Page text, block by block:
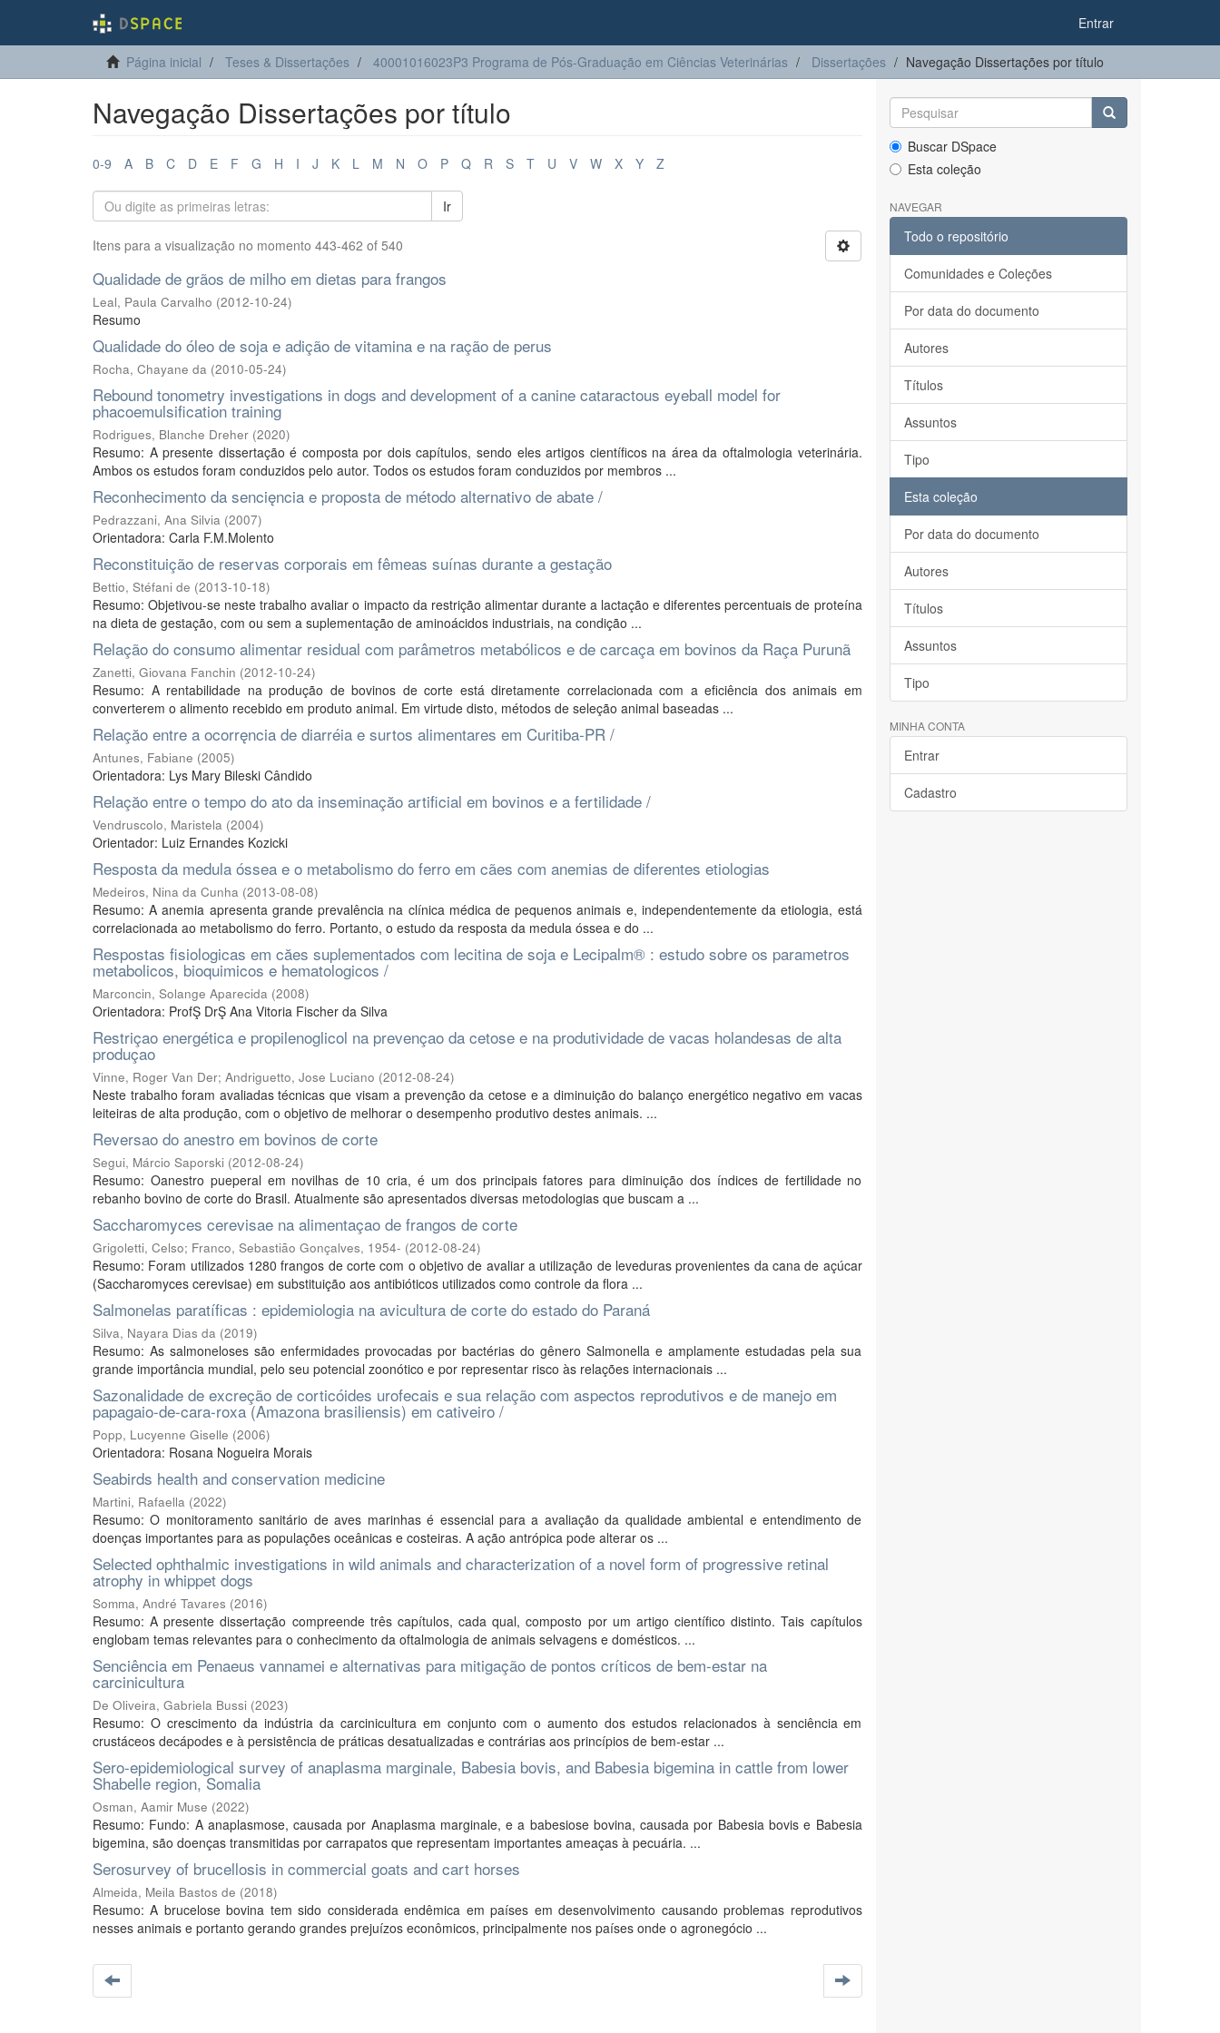
Entrar
Página inicial Teses & Dissertações 40001016023P3 Programa de Pós-Graduação em Ciências Veterinárias Dissertações Navegação Dissertações por título
Navegação Dissertações por título
0-9 A B C D E F G H I J K L M N O P Q R S T U V W X Y Z
Ir
Itens para a visualização no momento 443-462 of 540
Qualidade de grãos de milho em dietas para frangos
Leal, Paula Carvalho (2012-10-24)
Resumo
Qualidade do óleo de soja e adição de vitamina e na ração de perus
Rocha, Chayane da (2010-05-24)
Rebound tonometry investigations in dogs and development of a canine cataractous eyeball model for
phacoemulsification training
Rodrigues, Blanche Dreher (2020)
Resumo: A presente dissertação é composta por dois capítulos, sendo eles artigos científicos na área da oftalmologia veterinária.
Ambos os estudos foram conduzidos pelo autor. Todos os estudos foram conduzidos por membros ...
Reconhecimento da sencięncia e proposta de método alternativo de abate /
Pedrazzani, Ana Silvia (2007)
Orientadora: Carla F.M.Molento
Reconstituição de reservas corporais em fêmeas suínas durante a gestação
Bettio, Stéfani de (2013-10-18)
Resumo: Objetivou-se neste trabalho avaliar o impacto da restrição alimentar durante a lactação e diferentes percentuais de proteína
na dieta de gestação, com ou sem a suplementação de aminoácidos industriais, na condição ...
Relação do consumo alimentar residual com parâmetros metabólicos e de carcaça em bovinos da Raça Purunã
Zanetti, Giovana Fanchin (2012-10-24)
Resumo: A rentabilidade na produção de bovinos de corte está diretamente correlacionada com a eficiência dos animais em
converterem o alimento recebido em produto animal. Em virtude disto, métodos de seleção animal baseadas ...
Relaçăo entre a ocorręncia de diarréia e surtos alimentares em Curitiba-PR /
Antunes, Fabiane (2005)
Orientadora: Lys Mary Bileski Cândido
Relaçăo entre o tempo do ato da inseminaçăo artificial em bovinos e a fertilidade /
Vendruscolo, Maristela (2004)
Orientador: Luiz Ernandes Kozicki
Resposta da medula óssea e o metabolismo do ferro em cães com anemias de diferentes etiologias
Medeiros, Nina da Cunha (2013-08-08)
Resumo: A anemia apresenta grande prevalência na clínica médica de pequenos animais e, independentemente da etiologia, está
correlacionada ao metabolismo do ferro. Portanto, o estudo da resposta da medula óssea e do ...
Respostas fisiologicas em căes suplementados com lecitina de soja e Lecipalm® : estudo sobre os parametros
metabolicos, bioquimicos e hematologicos /
Marconcin, Solange Aparecida (2008)
Orientadora: ProfŞ DrŞ Ana Vitoria Fischer da Silva
Restriçao energética e propilenoglicol na prevençao da cetose e na produtividade de vacas holandesas de alta
produçao
Vinne, Roger Van Der; Andriguetto, Jose Luciano (2012-08-24)
Neste trabalho foram avaliadas técnicas que visam a prevenção da cetose e a diminuição do balanço energético negativo em vacas
leiteiras de alta produção, com o objetivo de melhorar o desempenho produtivo destes animais. ...
Reversao do anestro em bovinos de corte
Segui, Márcio Saporski (2012-08-24)
Resumo: Oanestro pueperal em novilhas de 10 cria, é um dos principais fatores para diminuição dos índices de fertilidade no
rebanho bovino de corte do Brasil. Atualmente são apresentados diversas metodologias que buscam a ...
Saccharomyces cerevisae na alimentaçao de frangos de corte
Grigoletti, Celso; Franco, Sebastião Gonçalves, 1954- (2012-08-24)
Resumo: Foram utilizados 1280 frangos de corte com o objetivo de avaliar a utilização de leveduras provenientes da cana de açúcar
(Saccharomyces cerevisae) em substituição aos antibióticos utilizados como controle da flora ...
Salmonelas paratíficas : epidemiologia na avicultura de corte do estado do Paraná
Silva, Nayara Dias da (2019)
Resumo: As salmoneloses são enfermidades provocadas por bactérias do gênero Salmonella e amplamente estudadas pela sua
grande importância mundial, pelo seu potencial zoonótico e por representar risco às relações internacionais ...
Sazonalidade de excreção de corticóides urofecais e sua relação com aspectos reprodutivos e de manejo em
papagaio-de-cara-roxa (Amazona brasiliensis) em cativeiro /
Popp, Lucyenne Giselle (2006)
Orientadora: Rosana Nogueira Morais
Seabirds health and conservation medicine
Martini, Rafaella (2022)
Resumo: O monitoramento sanitário de aves marinhas é essencial para a avaliação da qualidade ambiental e entendimento de
doenças importantes para as populações oceânicas e costeiras. A ação antrópica pode alterar os ...
Selected ophthalmic investigations in wild animals and characterization of a novel form of progressive retinal
atrophy in whippet dogs
Somma, André Tavares (2016)
Resumo: A presente dissertação compreende três capítulos, cada qual, composto por um artigo científico distinto. Tais capítulos
englobam temas relevantes para o conhecimento da oftalmologia de animais selvagens e domésticos. ...
Senciência em Penaeus vannamei e alternativas para mitigação de pontos críticos de bem-estar na
carcinicultura
De Oliveira, Gabriela Bussi (2023)
Resumo: O crescimento da indústria da carcinicultura em conjunto com o aumento dos estudos relacionados à senciência em
crustáceos decápodes e à persistência de práticas desatualizadas e contrárias aos princípios de bem-estar ...
Sero-epidemiological survey of anaplasma marginale, Babesia bovis, and Babesia bigemina in cattle from lower
Shabelle region, Somalia
Osman, Aamir Muse (2022)
Resumo: Fundo: A anaplasmose, causada por Anaplasma marginale, e a babesiose bovina, causada por Babesia bovis e Babesia
bigemina, são doenças transmitidas por carrapatos que representam importantes ameaças à pecuária. ...
Serosurvey of brucellosis in commercial goats and cart horses
Almeida, Meila Bastos de (2018)
Resumo: A brucelose bovina tem sido considerada endêmica em países em desenvolvimento causando problemas reprodutivos
nesses animais e portanto gerando grandes prejuízos econômicos, principalmente nos países onde o agronegócio ...
Buscar DSpace
Esta coleção
NAVEGAR
Todo o repositório
Comunidades e Coleções
Por data do documento
Autores
Títulos
Assuntos
Tipo
Esta coleção
Por data do documento
Autores
Títulos
Assuntos
Tipo
MINHA CONTA
Entrar
Cadastro